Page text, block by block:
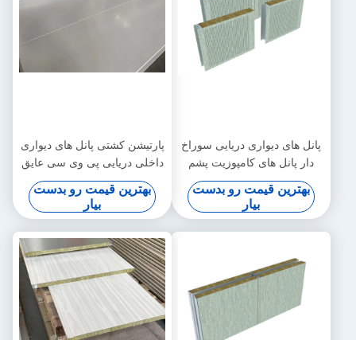
پانل های دیواری دریایی سوراخ
دار پانل های کامپوزیت پشم
سنگ با روکش 25 میلی متری
بهترین قیمت رو بدست
بیار
پارتیشن کشتی پانل های دیواری
داخلی دریایی پی وی سی عایق
صدا 50 میلی متر
بهترین قیمت رو بدست
بیار